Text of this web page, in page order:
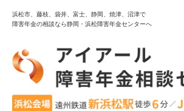
浜松市、藤枝、袋井、富士、静岡、焼津、沼津で
障害年金の相談なら静岡・浜松障害年金センターへ